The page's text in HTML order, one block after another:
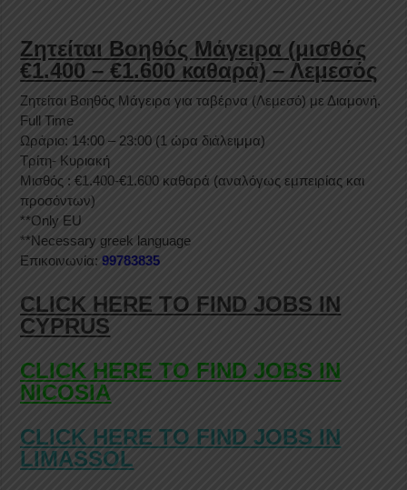
Ζητείται Βοηθός Μάγειρα (μισθός
€1.400 – €1.600 καθαρά) – Λεμεσός
Ζητείται Βοηθός Μάγειρα για ταβέρνα (Λεμεσό) με Διαμονή.
Full Time
Ωράριο: 14:00 – 23:00 (1 ώρα διάλειμμα)
Τρίτη- Κυριακή
Μισθός : €1.400-€1.600 καθαρά (αναλόγως εμπειρίας και
προσόντων)
**Only EU
**Necessary greek language
Επικοινωνία: 99783835
CLICK HERE TO FIND JOBS IN
CYPRUS
CLICK HERE TO FIND JOBS IN
NICOSIA
CLICK HERE TO FIND JOBS IN
LIMASSOL